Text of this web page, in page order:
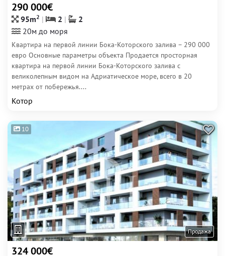
290 000€
95m2 2
2
20м до моря
Квартира на первой линии Бока-Которского залива – 290 000
евро Основные параметры объекта Продается просторная
квартира на первой линии Бока-Которского залива с
великолепным видом на Адриатическое море, всего в 20
метрах от побережья....
Котор
10
Продажа
324 000€